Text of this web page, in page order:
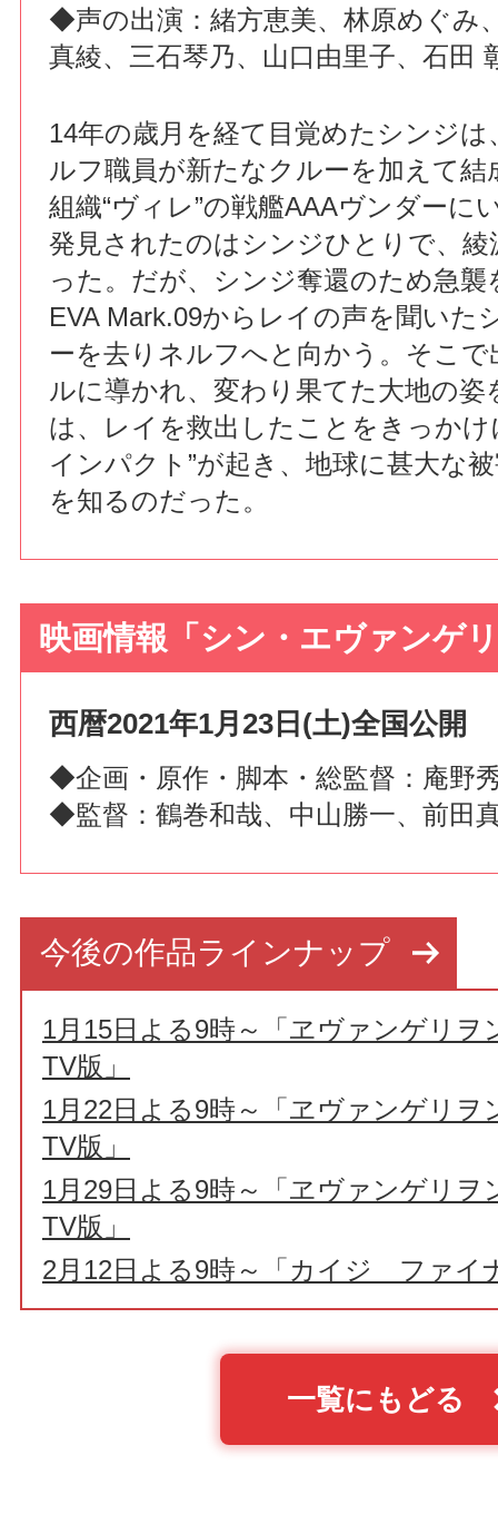
◆声の出演：緒方恵美、林原めぐみ
真綾、三石琴乃、山口由里子、石田
14年の歳月を経て目覚めたシンジ
ルフ職員が新たなクルーを加えて結
組織“ヴィレ”の戦艦AAAヴンダーに
発見されたのはシンジひとりで、
った。だが、シンジ奪還のため急
EVA Mark.09からレイの声を聞いた
ーを去りネルフへと向かう。そこ
ルに導かれ、変わり果てた大地の姿
は、レイを救出したことをきっかけ
インパクト”が起き、地球に甚大な
を知るのだった。
映画情報「シン・エヴァンゲ
西暦2021年1月23日(土)全国公開
◆企画・原作・脚本・総監督：庵野
◆監督：鶴巻和哉、中山勝一、前田
今後の作品ラインナップ
1月15日よる9時～「ヱヴァンゲリヲ
TV版」
1月22日よる9時～「ヱヴァンゲリヲ
TV版」
1月29日よる9時～「ヱヴァンゲリヲ
TV版」
2月12日よる9時～「カイジ ファイ
一覧にもどる